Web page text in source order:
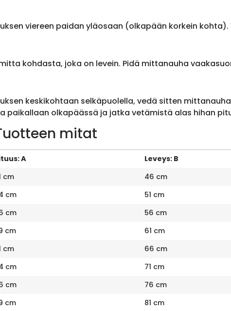
viereen paidan yläosaan (olkapään korkein
kohdasta, joka on levein. Pidä mittanauha
keskikohtaan selkäpuolella, vedä sitten
paikallaan olkapäässä ja jatka vetämistä alas hihan
mitat
A Leveys: B
cm 46 cm
cm 51 cm
cm 56 cm
cm 61 cm
cm 66 cm
cm 71 cm
cm 76 cm
cm 81 cm